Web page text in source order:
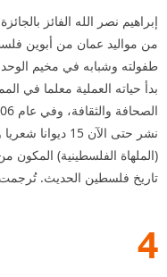
بدأ حياته العملية معلما في
الصحافة والثقافة، وفي عام 2006 تفرّغ للكتابة.
تاريخ فلسطين الحديث.
4